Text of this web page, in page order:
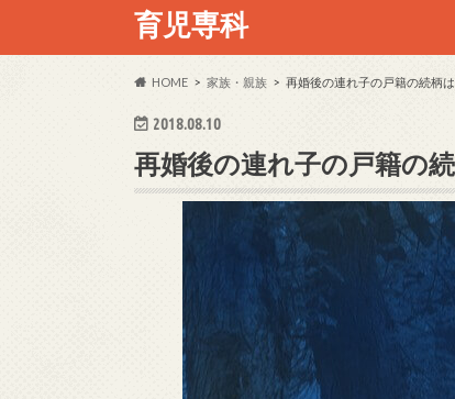
育児専科
HOME 家族・親族 再婚後の連れ子の戸籍の続柄
2018.08.10
再婚後の連れ子の戸籍の